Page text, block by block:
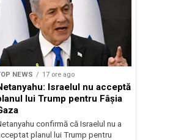
NEWS 17 ore ago
Israelul nu acceptă
lui Trump pentru Fâșia
confirmă că Israelul nu a
planul lui Trump pentru